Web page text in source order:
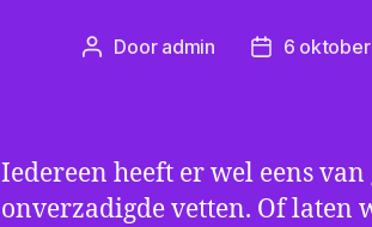
Berichtauteur
Door admin 6
Iedereen heeft er wel eens
onverzadigde vetten. Of laten